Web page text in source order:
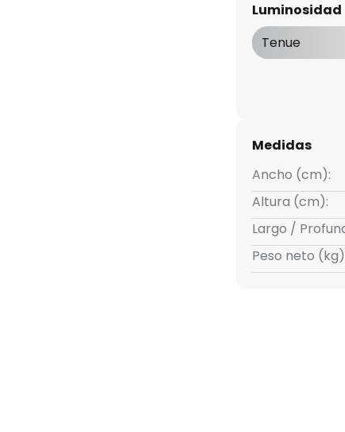
marrón oscuro, la
Los tornillos de
EVG incluido.
Luminosidad
Tenue
Medidas
Ancho (cm):
Altura (cm):
Largo /
Peso neto